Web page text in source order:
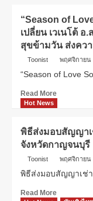
“Season of
เปลี่ยน เวเนโต้
สุขข้ามวัน ส่งคว
Toonist พฤศจิกายน
“Season of Love
Read More
Hot News
พิธีส่งมอบสัญญาเ
จังหวัดกาญจนบุรี
Toonist พฤศจิกายน
พิธีส่งมอบสัญญาเช่า
Read More